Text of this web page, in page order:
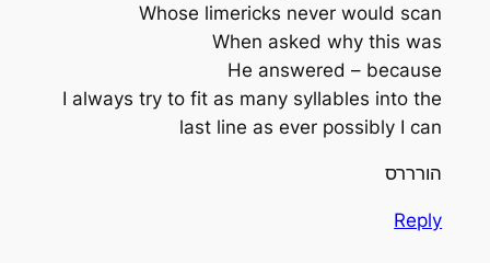
Whose limericks never would scan
When asked why this was
He answered – because
I always try to fit as many syllables into the
last line as ever possibly I can
הורררס
Reply